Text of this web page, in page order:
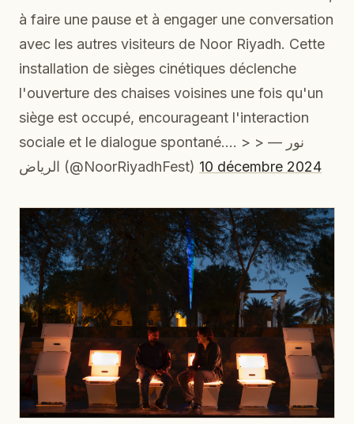
à faire une pause et à engager une conversation
avec les autres visiteurs de Noor Riyadh. Cette
installation de sièges cinétiques déclenche
l'ouverture des chaises voisines une fois qu'un
siège est occupé, encourageant l'interaction
sociale et le dialogue spontané.… > > — نور
الرياض (@NoorRiyadhFest) 10 décembre 2024